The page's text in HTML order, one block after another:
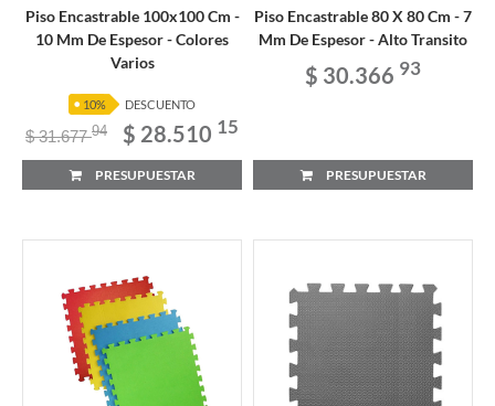
Piso Encastrable 100x100 Cm -
10 Mm De Espesor - Colores
Varios
10% DESCUENTO
$ 31.67794 $ 28.510 15
PRESUPUESTAR
Piso Encastrable 80 X 80 Cm - 7
Mm De Espesor - Alto Transito
$ 30.366 93
PRESUPUESTAR